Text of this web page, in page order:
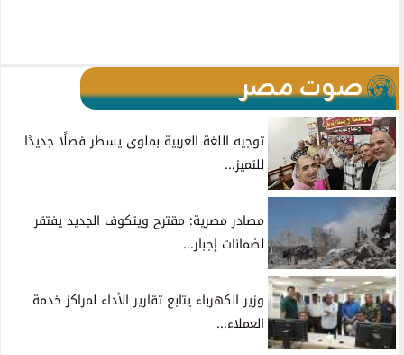
صوت مصر
توجيه اللغة العربية بملوى يسطر فصلًا جديدًا
للتميز...
مصادر مصرية: مقترح ويتكوف الجديد يفتقر
لضمانات إجبار...
وزير الكهرباء يتابع تقارير الأداء لمراكز خدمة
العملاء...